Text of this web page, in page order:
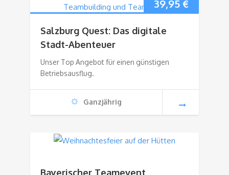
39,95 €
Salzburg Quest: Das digitale
Stadt-Abenteuer
Unser Top Angebot für einen günstigen
Betriebsausflug.
Ganzjährig
Bayerischer Teamevent